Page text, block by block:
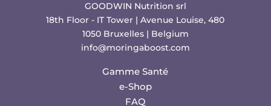
GOODWIN Nutrition srl
18th Floor - IT Tower | Avenue Louise, 480
1050 Bruxelles | Belgium
info@moringaboost.com
Gamme Santé
e-Shop
FAQ